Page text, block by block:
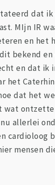
dat
MIjn IR
en het
bekend
en dat ik
dat het
wat
allerlei
mensen